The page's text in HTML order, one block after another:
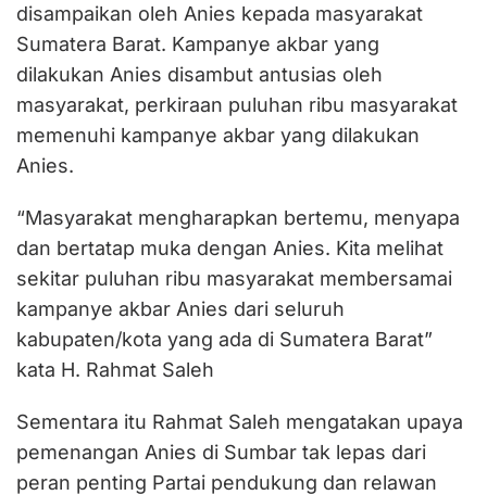
disampaikan oleh Anies kepada masyarakat
Sumatera Barat. Kampanye akbar yang
dilakukan Anies disambut antusias oleh
masyarakat, perkiraan puluhan ribu masyarakat
memenuhi kampanye akbar yang dilakukan
Anies.
“Masyarakat mengharapkan bertemu, menyapa
dan bertatap muka dengan Anies. Kita melihat
sekitar puluhan ribu masyarakat membersamai
kampanye akbar Anies dari seluruh
kabupaten/kota yang ada di Sumatera Barat”
kata H. Rahmat Saleh
Sementara itu Rahmat Saleh mengatakan upaya
pemenangan Anies di Sumbar tak lepas dari
peran penting Partai pendukung dan relawan